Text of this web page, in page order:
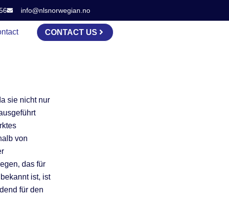
info@nlsnorwegian.no
CONTACT US
sie nicht nur
von
das für
ist, ist
für den